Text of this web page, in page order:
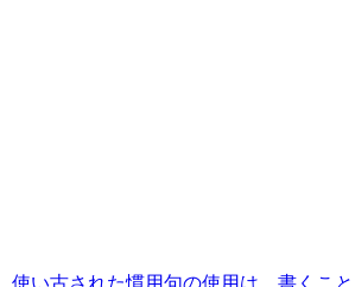
使い古された慣用句の使用は、書くこと